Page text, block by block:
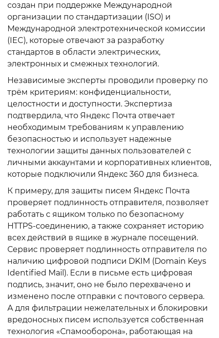
создан при поддержке Международной
организации по стандартизации (ISO) и
Международной электротехнической комиссии
(IEC), которые отвечают за разработку
стандартов в области электрических,
электронных и смежных технологий.
Независимые эксперты проводили проверку по
трём критериям: конфиденциальности,
целостности и доступности. Экспертиза
подтвердила, что Яндекс Почта отвечает
необходимым требованиям к управлению
безопасностью и использует надежные
технологии защиты данных пользователей с
личными аккаунтами и корпоративных клиентов,
которые подключили Яндекс 360 для бизнеса.
К примеру, для защиты писем Яндекс Почта
проверяет подлинность отправителя, позволяет
работать с ящиком только по безопасному
HTTPS-соединению, а также сохраняет историю
всех действий в ящике в журнале посещений.
Сервис проверяет подлинность отправителя по
наличию цифровой подписи DKIM (Domain Keys
Identified Mail). Если в письме есть цифровая
подпись, значит, оно не было перехвачено и
изменено после отправки с почтового сервера.
А для фильтрации нежелательных и блокировки
вредоносных писем используется собственная
технология «Спамооборона», работающая на